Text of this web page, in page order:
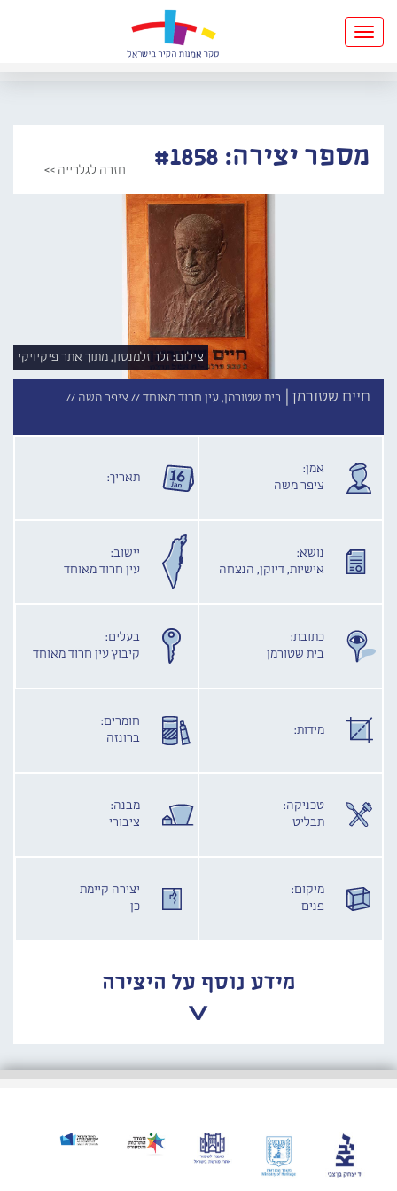
Toggle
navigation
מספר יצירה: #1858 חזרה לגלרייה >>
צילום: זלר זלמנסון, מתוך אתר פיקיויקי
חיים שטורמן | בית שטורמן, עין חרוד מאוחד // ציפר משה //
אמן:
ציפר משה
תאריך:
נושא:
אישיות, דיוקן, הנצחה
יישוב:
עין חרוד מאוחד
כתובת:
בית שטורמן
בעלים:
קיבוץ עין חרוד מאוחד
מידות:
חומרים:
ברונזה
טכניקה:
תבליט
מבנה:
ציבורי
מיקום:
פנים
יצירה קיימת
כן
מידע נוסף על היצירה